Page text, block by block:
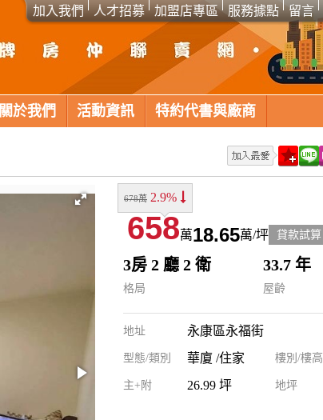
加入我們 人才招募 加盟店專區 服務據點 留言
關於我們 活動資訊 特約代書與廠商
678萬 2.9%
658萬18.65萬/坪 貸款試算
3房 2 廳 2 衛
格局
33.7 年
屋齡
地址 永康區永福街
型態/類別 華廈 /住家 樓別/樓高
主+附 26.99 坪 地坪